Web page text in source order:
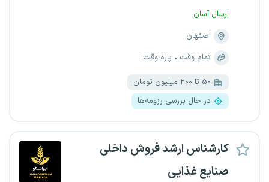
ارسال آسان
اصفهان
تمام وقت
پاره وقت
۵۰ تا ۲۰۰ میلیون تومان
در حال بررسی رزومه‌ها
کارشناس ارشد فروش داخلی
صنایع غذایی